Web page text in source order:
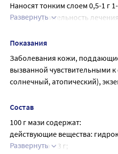
Наносят тонким слоем 0,5-1 г
бинтом. Длительность
элементы, избегая нанесения
У детей старше 2-х лет
Развернуть
Показания
Заболевания кожи,
вызванной чувствительными
солнечный, атопический),
Состав
100 г мази содержат:
действующие вещества:
% вещество – 3 г;
Развернуть